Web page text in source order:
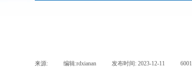
来源: 编辑:rdxianan 发布时间: 2023-12-11 6001